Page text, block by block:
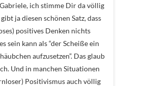
ich stimme Dir da völlig
ja diesen schönen Satz, dass
positives Denken nichts
sein kann als “der Scheiße ein
aufzusetzen”. Das glaub
Und in manchen Situationen
Positivismus auch völlig